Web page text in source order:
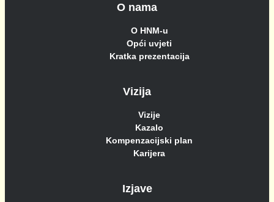
O nama
O HNM-u
Opći uvjeti
Kratka prezentacija
Vizija
Vizije
Kazalo
Kompenzacijski plan
Karijera
Izjave